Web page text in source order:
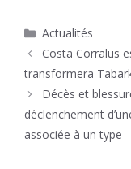
Catégories
Actualités
Costa Corralus
transformera
Décès et
déclenchement
associée à un type